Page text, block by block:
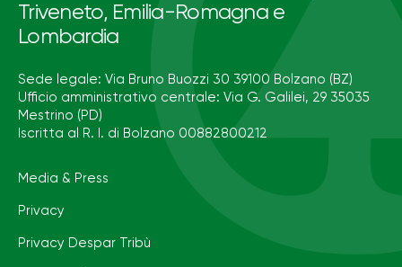
Triveneto, Emilia-Romagna e
Lombardia
Sede legale: Via Bruno Buozzi 30 39100 Bolzano (BZ)
Ufficio amministrativo centrale: Via G. Galilei, 29 35035
Mestrino (PD)
Iscritta al R. I. di Bolzano 00882800212
Media & Press
Privacy
Privacy Despar Tribù